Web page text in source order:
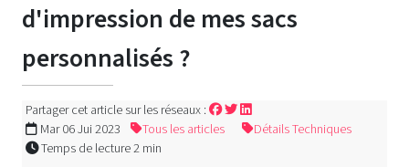
d'impression de mes sacs
personnalisés ?
Partager cet article sur les réseaux :
Mar 06 Jui 2023
Tous les articles
Détails Techniques
Temps de lecture 2 min